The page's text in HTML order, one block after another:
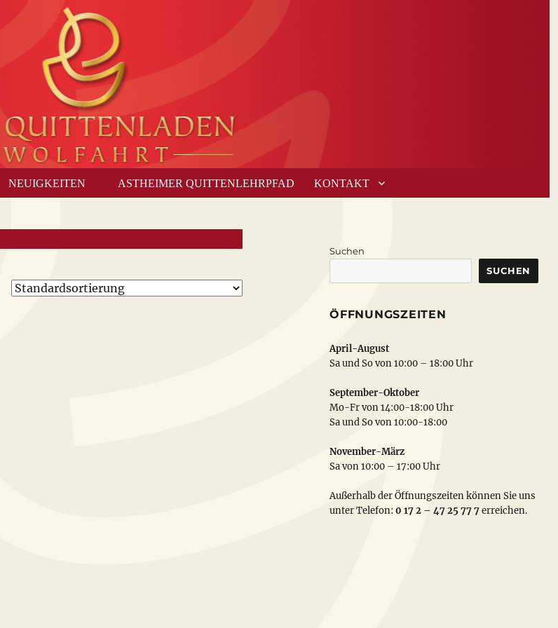
NEUIGKEITEN ASTHEIMER QUITTENLEHRPFAD KONTAKT
Suchen
SUCHEN
ÖFFNUNGSZEITEN
April-August
Sa und So von 10:00 – 18:00 Uhr
September-Oktober
Mo-Fr von 14:00-18:00 Uhr
Sa und So von 10:00-18:00
November-März
Sa von 10:00 – 17:00 Uhr
Außerhalb der Öffnungszeiten können Sie uns
unter Telefon: 0 17 2 – 47 25 77 7erreichen.